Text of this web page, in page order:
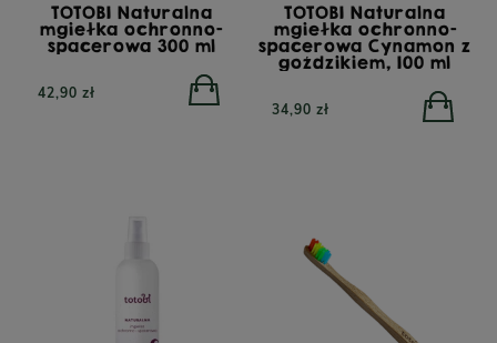
TOTOBI Naturalna
mgiełka ochronno-
spacerowa 300 ml
42,90 zł
TOTOBI Naturalna
mgiełka ochronno-
spacerowa Cynamon z
goździkiem, 100 ml
34,90 zł